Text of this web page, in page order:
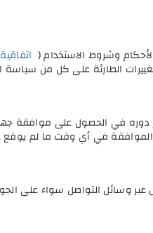
وشروط الاستخدام (
الطارئة على كل من
في الحصول على موافقة
الموافقة في أي وقت ما لم
وسائل التواصل سواء على